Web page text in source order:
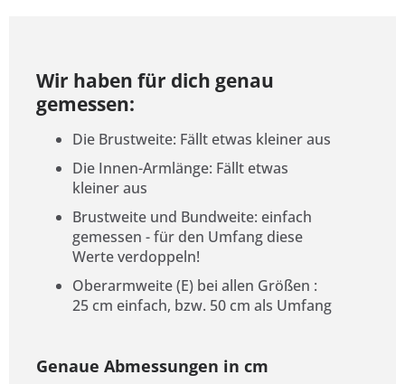
Wir haben für dich genau
gemessen:
Die Brustweite: Fällt etwas kleiner aus
Die Innen-Armlänge: Fällt etwas
kleiner aus
Brustweite und Bundweite: einfach
gemessen - für den Umfang diese
Werte verdoppeln!
Oberarmweite (E) bei allen Größen :
25 cm einfach, bzw. 50 cm als Umfang
Genaue Abmessungen in cm